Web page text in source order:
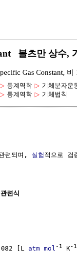
볼츠만 상수,
Gas Constant,
▷ 통계역학 ▷ 기체분자운
▷ 통계역학 ▷ 기체법칙
련되며, 실험 적으로
련식
[L atm mol-1 K-1